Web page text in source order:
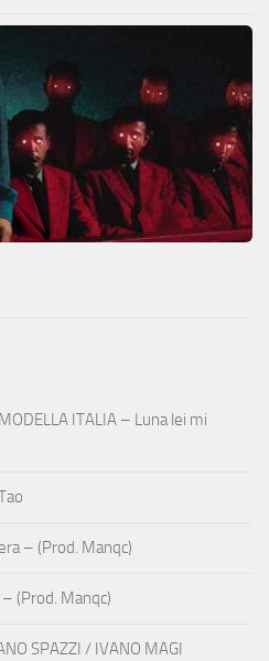
ITALIA – Luna lei mi
– (Prod. Manqc)
(Prod. Manqc)
SPAZZI / IVANO MAGI